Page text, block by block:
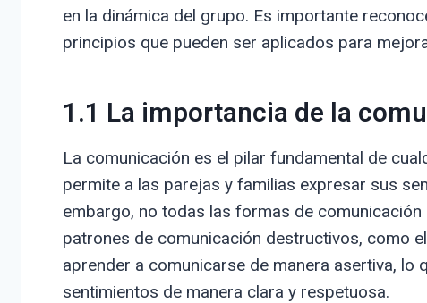
en la dinámica del grupo. Es importante
principios que pueden ser aplicados para
1.1 La importancia de la
La comunicación es el pilar fundamental de
permite a las parejas y familias expresar sus
embargo, no todas las formas de
patrones de comunicación destructivos, como
aprender a comunicarse de manera asertiva,
sentimientos de manera clara y respetuosa.